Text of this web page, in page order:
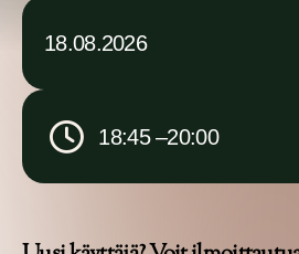
18.08.2026
18:45 –20:00